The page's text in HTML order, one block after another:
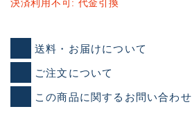
決済利用不可: 代金引換
送料・お届けについて
ご注文について
この商品に関するお問い合わせ